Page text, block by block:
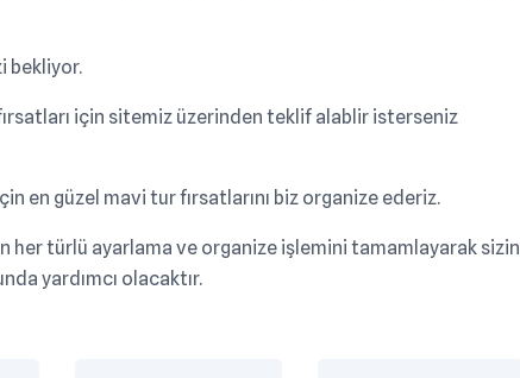
bekliyor.
için sitemiz üzerinden teklif alablir isterseniz
en güzel mavi tur fırsatlarını biz organize ederiz.
her türlü ayarlama ve organize işlemini tamamlayarak sizin
yardımcı olacaktır.